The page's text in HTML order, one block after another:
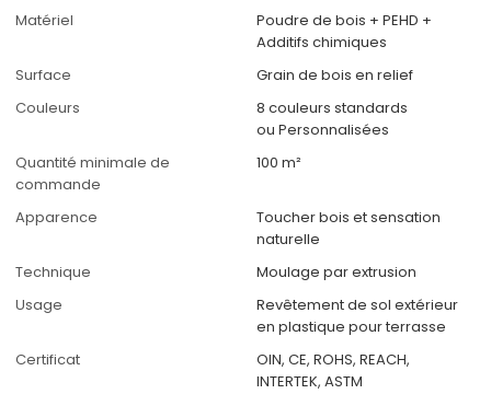
Matériel
Poudre de bois + PEHD +
Additifs chimiques
Surface
Grain de bois en relief
Couleurs
8 couleurs standards
ou Personnalisées
Quantité minimale de
commande
100 m²
Apparence
Toucher bois et sensation
naturelle
Technique
Moulage par extrusion
Usage
Revêtement de sol extérieur
en plastique pour terrasse
Certificat
OIN, CE, ROHS, REACH,
INTERTEK, ASTM